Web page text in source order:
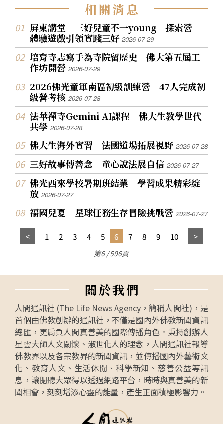
相關消息
屏東講堂「三好兒童不一young」探索營
體驗遊戲引領實踐三好2026-07-29
培育寺志寫手為寺院留歷史 佛大第五屆工
作坊開營2026-07-29
2026佛光童軍南區初級訓練營 47人完成初
級營考核2026-07-28
法華禪寺Gemini AI課程 佛大生教學世代
共學2026-07-28
佛大生海外實習 法國道場拓展視野2026-07-28
三好故事傳善念 童心說法展自信2026-07-27
佛光西來學校暑期班結業 學習成果精彩綻
放2026-07-27
福國兒夏 星球任務生存冒險挑戰營2026-07-27
1 2 3 4 5 6 7 8 9 10
第6 / 596頁
關於我們
人間通訊社 (The Life News Agency，簡稱人間社)，是
首個由佛教創辦的通訊社，不僅是國內外佛教新聞資訊
總匯，更肩負人間真善美的國際傳播角色。秉持創辦人
星雲大師人文關懷、淑世化人的理念，人間通訊社報導
佛教界以及各宗教界的新聞資訊，並傳播國內外藝術文
化、教育人文、生活休閒、科學新知、慈善公益等訊
息，讓閱聽大眾得以透過網路平台，時時與真善美的新
聞相會，刻刻增添心靈的能量，產生正面積極影響力。